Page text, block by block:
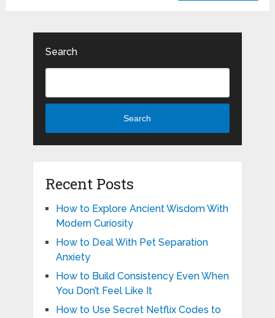
Search
Search
Recent Posts
How to Explore Ancient Wisdom With
Modern Curiosity
How to Deal With Pet Separation
Anxiety
How to Build Consistency Even When
You Don’t Feel Like It
How to Use Secret Netflix Codes to